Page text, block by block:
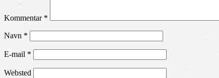
Kommentar *
Navn *
E-mail *
Websted